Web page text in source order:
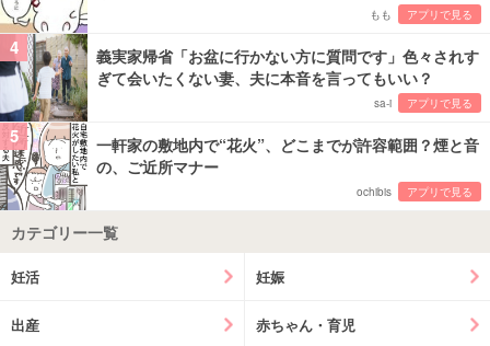
もも アプリで見る
4
義実家帰省「お盆に行かない方に質問です」色々されす
ぎて会いたくない妻、夫に本音を言ってもいい？
sa-i アプリで見る
5
一軒家の敷地内で“花火”、どこまでが許容範囲？煙と音
の、ご近所マナー
ochibis アプリで見る
カテゴリー一覧
妊活 妊娠
出産 赤ちゃん・育児